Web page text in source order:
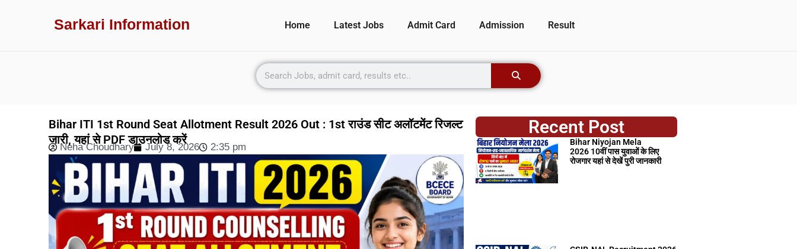
Sarkari Information Home Latest Jobs Admit Card Admission Result
Bihar ITI 1st Round Seat Allotment Result 2026 Out : 1st राउंड सीट अलॉटमेंट रिजल्ट
जारी, यहां से PDF डाउनलोड करें
Neha Choudhary July 8, 2026 2:35 pm
Recent Post
Bihar Niyojan Mela
2026 10वीं पास युवाओं के लिए
रोजगार यहां से देखें पुरी जानकारी